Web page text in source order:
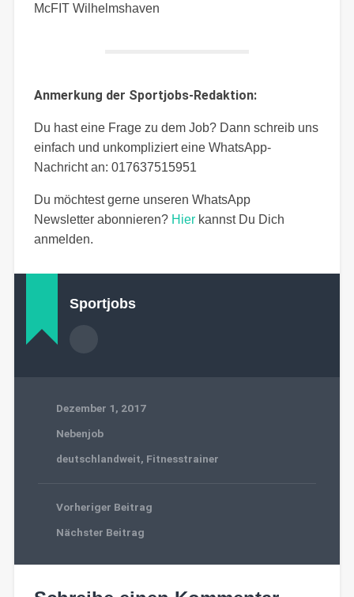
McFIT Wilhelmshaven
Anmerkung der Sportjobs-Redaktion:
Du hast eine Frage zu dem Job? Dann schreib uns
einfach und unkompliziert eine WhatsApp-
Nachricht an: 017637515951
Du möchtest gerne unseren WhatsApp
Newsletter abonnieren? Hier kannst Du Dich
anmelden.
Sportjobs
Dezember 1, 2017
Nebenjob
deutschlandweit, Fitnesstrainer
Vorheriger Beitrag
Nächster Beitrag